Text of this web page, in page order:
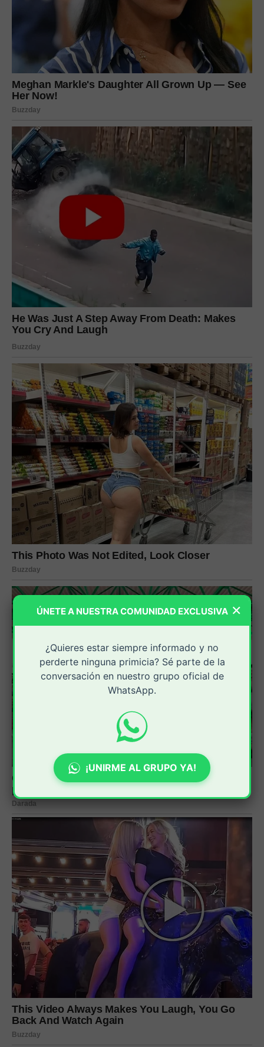
×
ÚNETE A NUESTRA COMUNIDAD EXCLUSIVA
¿Quieres estar siempre informado y no
perderte ninguna primicia? Sé parte de la
conversación en nuestro grupo oficial de
WhatsApp.
¡UNIRME AL GRUPO YA!